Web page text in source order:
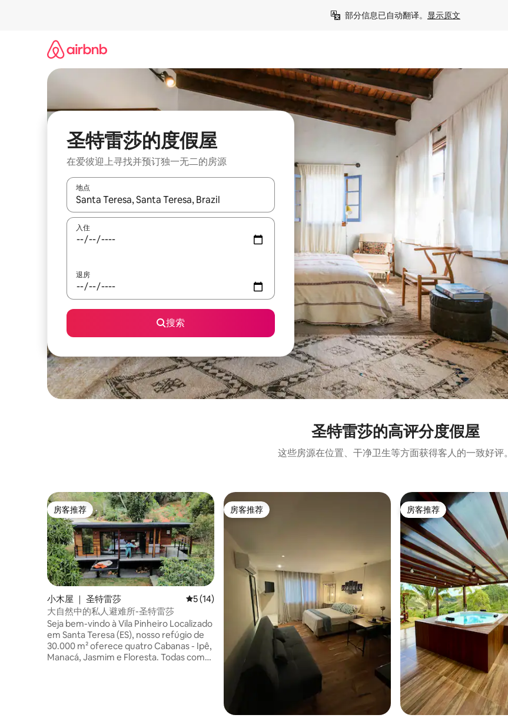
部分信息已自动翻译。 显示原文
圣特雷莎的度假屋
在爱彼迎上寻找并预订独一无二的房源
地点
如有搜索结果，请使用上下方向键查看，或通过点击或滑动手势浏览。
入住
退房
搜索
圣特雷莎的高评分度假屋
这些房源在位置、干净卫生等方面获得客人的一致好评。
房客推荐
房客推荐
小木屋 ｜ 圣特雷莎 平均评分 5 分（满分 5 分），共 14 条评价
5 (14)
大自然中的私人避难所-圣特雷莎
Seja bem-vindo à Vila Pinheiro Localizado
em Santa Teresa (ES), nosso refúgio de
30.000 m² oferece quatro Cabanas - Ipê,
Manacá, Jasmim e Floresta. Todas com
房客推荐
房客推荐 房客推荐
房客推荐